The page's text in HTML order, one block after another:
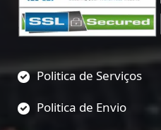
Politica de Serviços
Politica de Envio